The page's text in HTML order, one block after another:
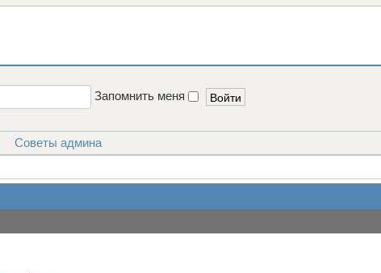
Запомнить меня
Советы админа